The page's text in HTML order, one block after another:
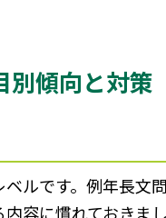
別傾向と対策
ルです。例年長文
容に慣れておきまし